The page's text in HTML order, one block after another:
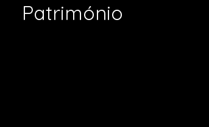
Património